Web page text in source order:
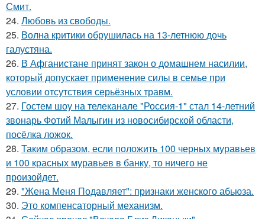
Смит.
24. Любовь из свободы.
25. Волна критики обрушилась на 13-летнюю дочь
галустяна.
26. В Афганистане принят закон о домашнем насилии,
который допускает применение силы в семье при
условии отсутствия серьёзных травм.
27. Гостем шоу на телеканале "Россия-1" стал 14-летний
звонарь Фотий Малыгин из новосибирской области,
посёлка ложок.
28. Таким образом, если положить 100 черных муравьев
и 100 красных муравьев в банку, то ничего не
произойдет.
29. "Жена Меня Подавляет": признаки женского абьюза.
30. Это компенсаторный механизм.